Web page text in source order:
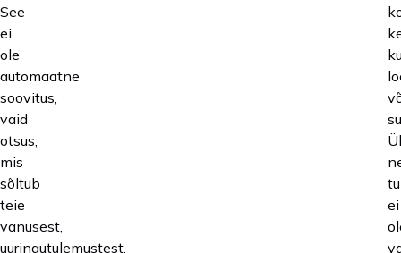
See
ei
ole
automaatne
soovitus,
vaid
otsus,
mis
sõltub
teie
vanusest,
uuringutulemustest,
ei